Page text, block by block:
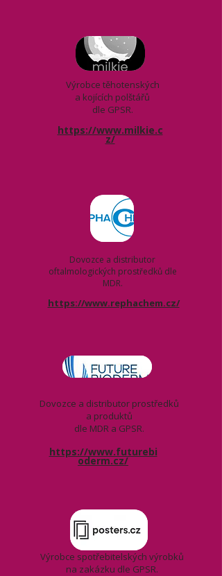
Výrobce těhotenských
a kojících polštářů
dle GPSR.
https://www.milkie.c
z/
Dovozce a distributor
oftalmologických prostředků dle
MDR.
https://www.rephachem.cz/
Dovozce a distributor prostředků
a produktů
dle MDR a GPSR.
https://www.futurebi
oderm.cz/
Výrobce spotřebitelských výrobků
na zakázku dle GPSR.